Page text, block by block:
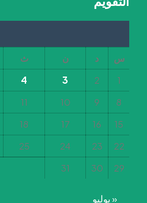
س د ن ث
1
2
3
4
8
9
10
11
15
16
17
18
22
23
24
25
29
30
31
« يوليو